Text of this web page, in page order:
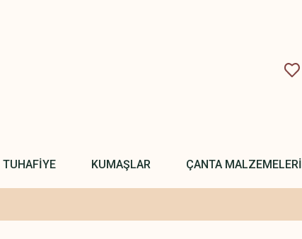
TUHAFİYE KUMAŞLAR ÇANTA MALZEMELERİ